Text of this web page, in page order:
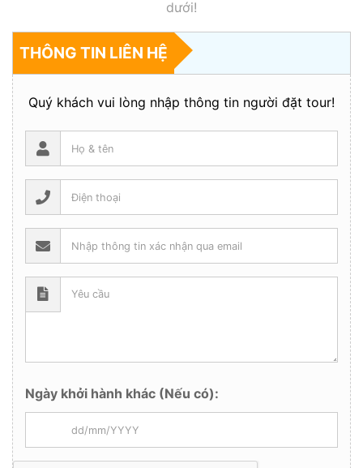
dưới!
THÔNG TIN LIÊN HỆ
Quý khách vui lòng nhập thông tin người đặt tour!
Ngày khởi hành khác (Nếu có):